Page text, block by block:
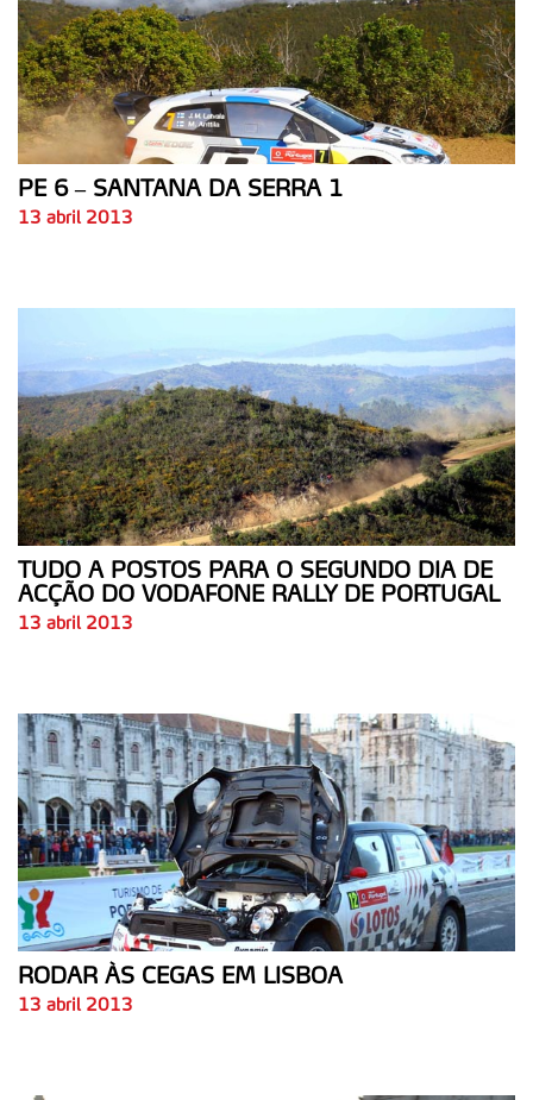
PE 6 – SANTANA DA SERRA 1
13 abril 2013
TUDO A POSTOS PARA O SEGUNDO DIA DE
ACÇÃO DO VODAFONE RALLY DE PORTUGAL
13 abril 2013
RODAR ÀS CEGAS EM LISBOA
13 abril 2013